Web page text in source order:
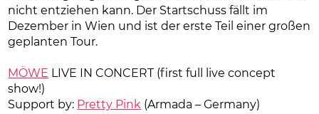
nicht entziehen kann. Der Startschuss fällt im
Dezember in Wien und ist der erste Teil einer großen
geplanten Tour.
MÖWE LIVE IN CONCERT (first full live concept
show!)
Support by: Pretty Pink (Armada – Germany)